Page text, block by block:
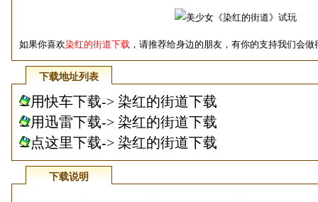
如果你喜欢染红的街道下载 ，请推荐给身边的朋友，有你的支持我们会
下载地址列表
用快车下载-> 染红的街道下载
用迅雷下载-> 染红的街道下载
点这里下载-> 染红的街道下载
下载说明